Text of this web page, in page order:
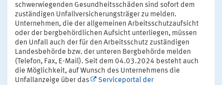
schwerwiegenden Gesundheitsschäden sind sofort dem
zuständigen Unfallversicherungsträger zu melden.
Unternehmen, die der allgemeinen Arbeitsschutzaufsicht
oder der bergbehördlichen Aufsicht unterliegen, müssen
den Unfall auch der für den Arbeitsschutz zuständigen
Landesbehörde bzw. der unteren Bergbehörde melden
(Telefon, Fax, E-Mail). Seit dem 04.03.2024 besteht auch
die Möglichkeit, auf Wunsch des Unternehmens die
Unfallanzeige über das
Serviceportal der